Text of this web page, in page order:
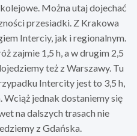
Można utaj dojechać
przesiadki. Z Krakowa
Interciy, jak i regionalnym.
zajmie 1,5 h, a w drugim 2,5
też z Warszawy. Tu
Intercity jest to 3,5 h,
Wciąż jednak dostaniemy się
na dalszych trasach nie
z Gdańska.